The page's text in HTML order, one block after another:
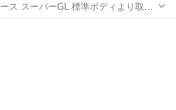
標準ボディより取り
いました。 板にクッションフロア